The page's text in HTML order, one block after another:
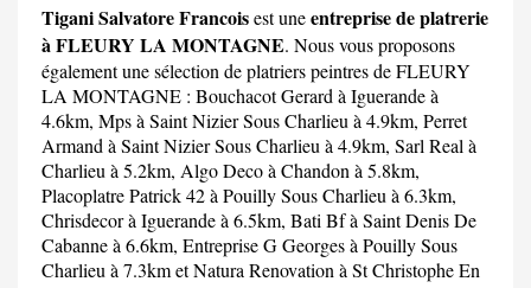
Tigani Salvatore Francoisest uneentreprise de platrerie
à FLEURY LA MONTAGNE. Nous vous proposons
également une sélection de platriers peintres de FLEURY
LA MONTAGNE : Bouchacot Gerard à Iguerande à
4.6km, Mpsà Saint Nizier Sous Charlieu à 4.9km, Perret
Armand à Saint Nizier Sous Charlieu à 4.9km, Sarl Real à
Charlieu à 5.2km, Algo Decoà Chandon à 5.8km,
Placoplatre Patrick 42à Pouilly Sous Charlieu à 6.3km,
Chrisdecorà Iguerande à 6.5km, Bati Bfà Saint Denis De
Cabanne à 6.6km, Entreprise G Georgesà Pouilly Sous
Charlieu à 7.3km etNatura Renovation à St Christophe En